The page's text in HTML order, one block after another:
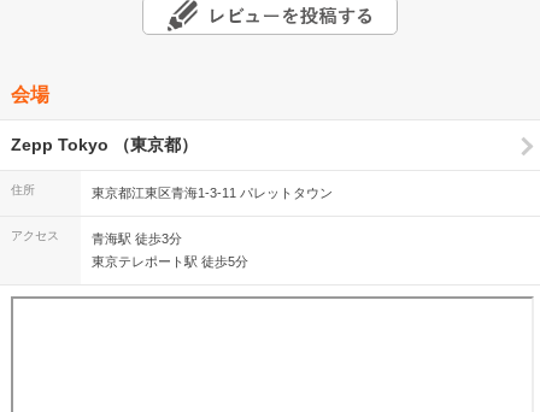
会場
Zepp Tokyo （東京都）
住所 東京都江東区青海1-3-11 パレットタウン
アクセス
青海駅 徒歩3分
東京テレポート駅 徒歩5分